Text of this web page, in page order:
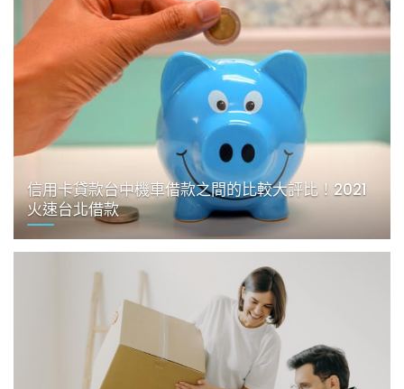
信用卡貸款台中機車借款之間的比較大評比！2021
火速台北借款